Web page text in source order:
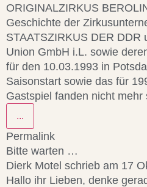
ORIGINALZIRKUS
Geschichte der
STAATSZIRKUS DER DDR
Union GmbH i.L. sowie
für den 10.03.1993 in
Saisonstart sowie das für
Gastspiel fanden nicht mehr
...
Permalink
Bitte warten …
Dierk Motel schrieb am 17
Hallo ihr Lieben, denke